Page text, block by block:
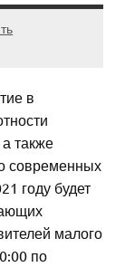
в
также
современных
году будет
малого
по